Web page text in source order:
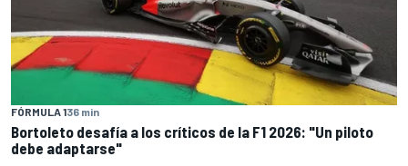
FÓRMULA 136 min
Bortoleto desafía a los críticos de la F1 2026: "Un piloto
debe adaptarse"